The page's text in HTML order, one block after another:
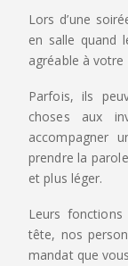
Lors d’une
en salle quand
agréable à votre
Parfois, ils
choses aux
accompagner
prendre la
et plus léger.
Leurs
tête, nos
mandat que